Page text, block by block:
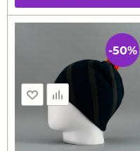
-50%